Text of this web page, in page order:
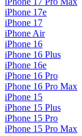
iPhone 17e
iPhone 17
iPhone Air
iPhone 16
iPhone 16 Plus
iPhone 16e
iPhone 16 Pro
iPhone 16 Pro Max
iPhone 15
iPhone 15 Plus
iPhone 15 Pro
iPhone 15 Pro Max